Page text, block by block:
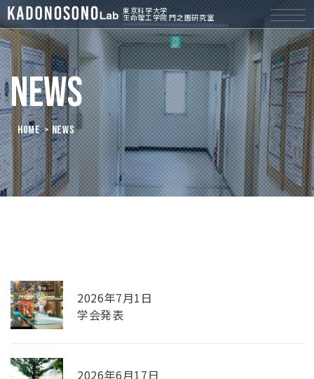
東京科学大学
生命理工学院 門之園研究室
News
HOME > News
2026年7月1日
学会発表
2026年6月17日